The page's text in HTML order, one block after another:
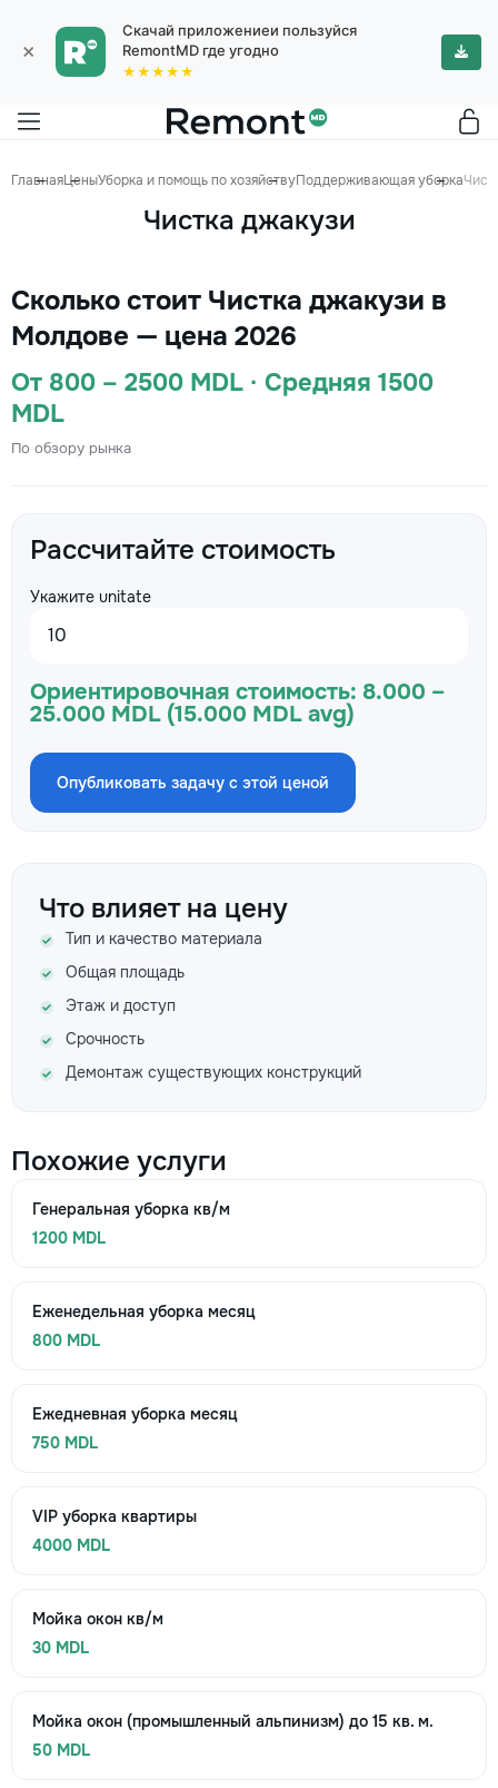
×
Скачай приложениеи пользуйся
RemontMD где угодно
★★★★★
ГлавнаяЦеныУборка и помощь по хозяйствуПоддерживающая уборка
Чистка джакузи
Сколько стоит Чистка джакузи в
Молдове — цена 2026
От 800 – 2500 MDL · Средняя 1500
MDL
По обзору рынка
Рассчитайте стоимость
Укажите unitate
Ориентировочная стоимость: 8.000 –
25.000 MDL (15.000 MDL avg)
Опубликовать задачу с этой ценой
Что влияет на цену
Тип и качество материала
Общая площадь
Этаж и доступ
Срочность
Демонтаж существующих конструкций
Похожие услуги
Генеральная уборка кв/м
1200 MDL
Еженедельная уборка месяц
800 MDL
Ежедневная уборка месяц
750 MDL
VIP уборка квартиры
4000 MDL
Мойка окон кв/м
30 MDL
Мойка окон (промышленный альпинизм) до 15 кв. м.
50 MDL